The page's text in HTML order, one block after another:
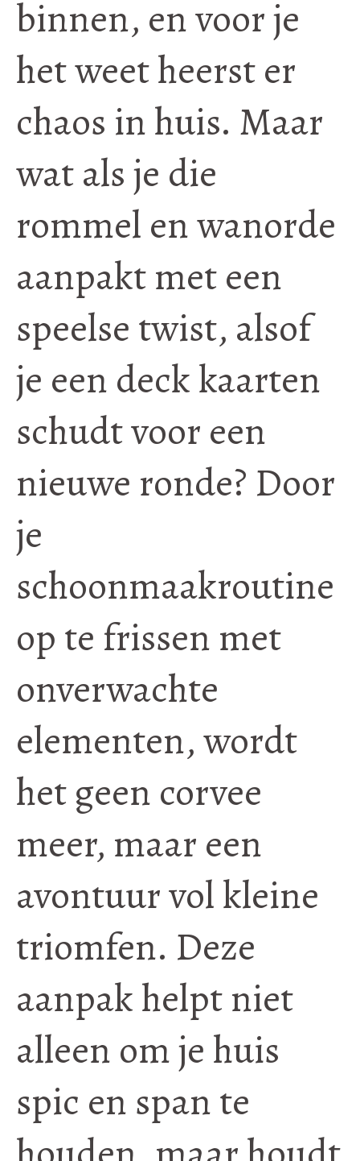
binnen, en voor je
het weet heerst er
chaos in huis. Maar
wat als je die
rommel en wanorde
aanpakt met een
speelse twist, alsof
je een deck kaarten
schudt voor een
nieuwe ronde? Door
je
schoonmaakroutine
op te frissen met
onverwachte
elementen, wordt
het geen corvee
meer, maar een
avontuur vol kleine
triomfen. Deze
aanpak helpt niet
alleen om je huis
spic en span te